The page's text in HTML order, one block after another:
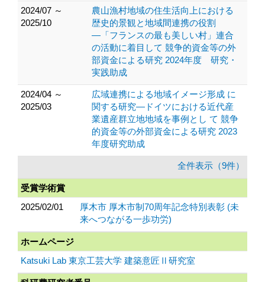
2024/07 ～
2025/10
農山漁村地域の住生活向上における
歴史的景観と地域間連携の役割
―「フランスの最も美しい村」連合
の活動に着目して 競争的資金等の外
部資金による研究 2024年度 研究・
実践助成
2024/04 ～
2025/03
広域連携による地域イメージ形成 に
関する研究―ドイツにおける近代産
業遺産群立地地域を事例とし て 競争
的資金等の外部資金による研究 2023
年度研究助成
全件表示（9件）
受賞学術賞
2025/02/01
厚木市 厚木市制70周年記念特別表彰 (未
来へつながる一歩功労)
ホームページ
Katsuki Lab 東京工芸大学 建築意匠Ⅱ研究室